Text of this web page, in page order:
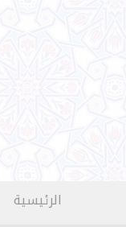
الرئيسية